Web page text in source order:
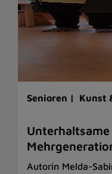
Senioren | Kunst
Autorin Melda-